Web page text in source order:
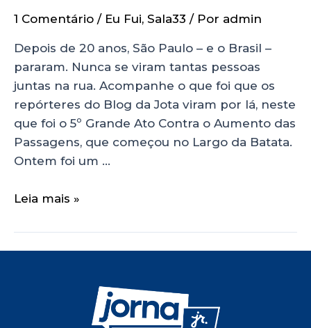
1 Comentário / Eu Fui, Sala33 / Por admin
Depois de 20 anos, São Paulo – e o Brasil –
pararam. Nunca se viram tantas pessoas
juntas na rua. Acompanhe o que foi que os
repórteres do Blog da Jota viram por lá, neste
que foi o 5º Grande Ato Contra o Aumento das
Passagens, que começou no Largo da Batata.
Ontem foi um …
Leia mais »